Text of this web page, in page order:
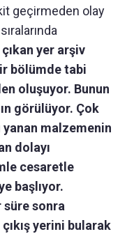
geçirmeden olay
çıkan yer arşiv
bölümde tabi
oluşuyor. Bunun
görülüyor. Çok
malzemenin
dolayı
cesaretle
başlıyor.
süre sonra
çıkış yerini bularak